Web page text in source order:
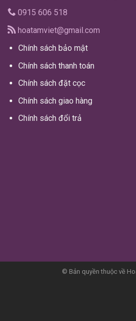
0915 606 518
hoatamviet@gmail.com
Chính sách bảo mật
Chính sách thanh toán
Chính sách đặt cọc
Chính sách giao hàng
Chính sách đổi trả
© Bản quyền thuộc về